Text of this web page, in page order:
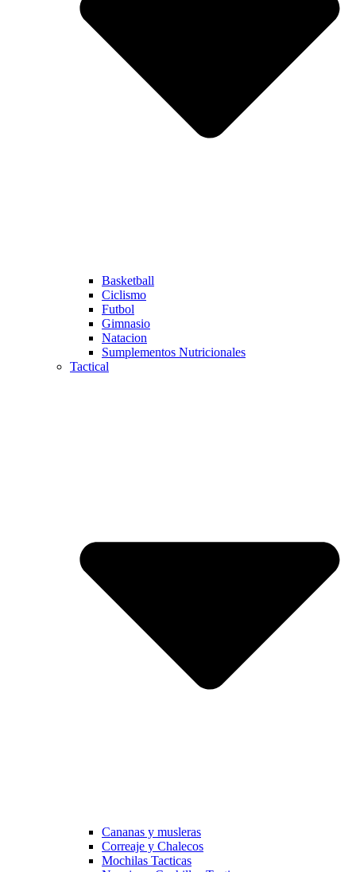
Basketball
Ciclismo
Futbol
Gimnasio
Natacion
Sumplementos Nutricionales
Tactical
Cananas y musleras
Correaje y Chalecos
Mochilas Tacticas